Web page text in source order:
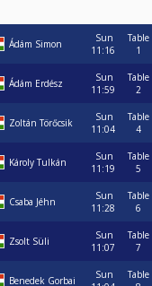
Ádám Simon
Sun
11:16
Table
1
Ádám Erdész
Sun
11:59
Table
2
Zoltán Törőcsik
Sun
11:04
Table
4
Károly Tulkán
Sun
11:19
Table
5
Csaba Jéhn
Sun
11:28
Table
6
Zsolt Süli
Sun
11:07
Table
7
Benedek Gorbai
Sun
Table